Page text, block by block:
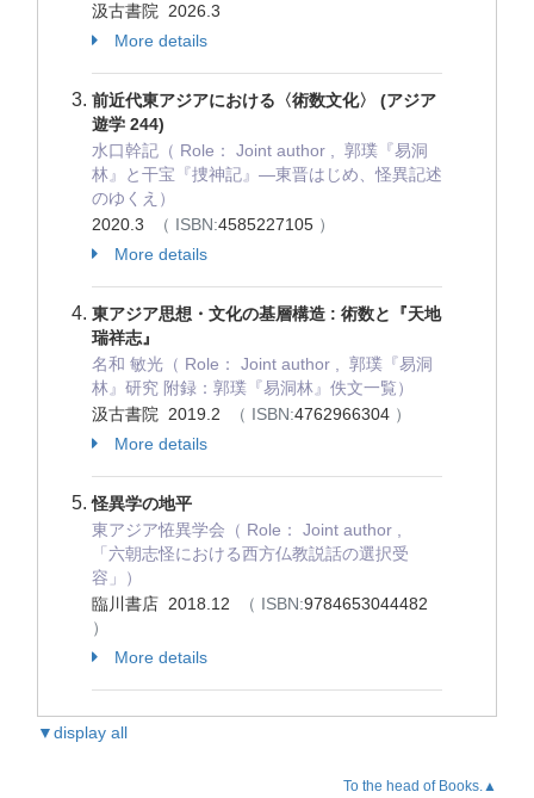
汲古書院 2026.3
More details
前近代東アジアにおける〈術数文化〉 (アジア
遊学 244)
水口幹記（ Role： Joint author , 郭璞『易洞
林』と干宝『捜神記』―東晋はじめ、怪異記述
のゆくえ）
2020.3
（ ISBN:4585227105 ）
More details
東アジア思想・文化の基層構造 : 術数と『天地
瑞祥志』
名和 敏光（ Role： Joint author , 郭璞『易洞
林』研究 附録：郭璞『易洞林』佚文一覧）
汲古書院 2019.2
（ ISBN:4762966304 ）
More details
怪異学の地平
東アジア恠異学会（ Role： Joint author ,
「六朝志怪における西方仏教説話の選択受
容」）
臨川書店 2018.12
（ ISBN:9784653044482
）
More details
▼display all
To the head of Books.▲